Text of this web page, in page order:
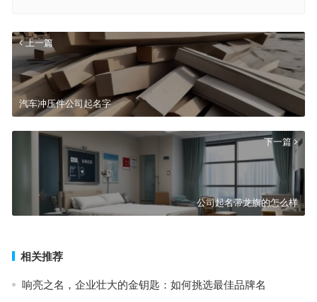
上一篇
汽车冲压件公司起名字
下一篇
公司起名带龙旗的怎么样
相关推荐
响亮之名，企业壮大的金钥匙：如何挑选最佳品牌名